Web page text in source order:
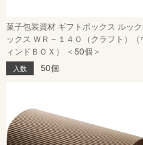
菓子包装資材 ギフトボックス ルッ
ックス ＷＲ－１４０（クラフト）（
ィンドＢＯＸ） ＜50個＞
入数 50個